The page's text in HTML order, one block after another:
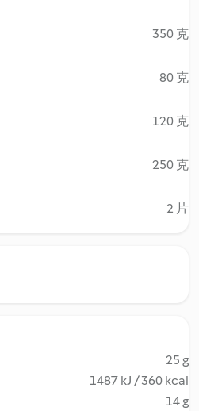
350 克
80 克
120 克
250 克
2 片
25 g
1487 kJ / 360 kcal
14 g